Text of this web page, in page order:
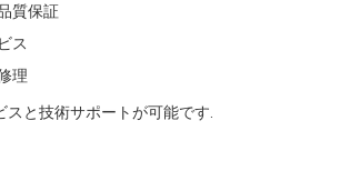
射出成形
して下さい
成形
質保証
ス
理
と技術サポートが可能です.